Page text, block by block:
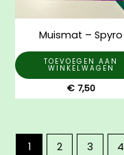
Muismat – Spyro
TOEVOEGEN AAN
WINKELWAGEN
€7,50
1 2 3 4